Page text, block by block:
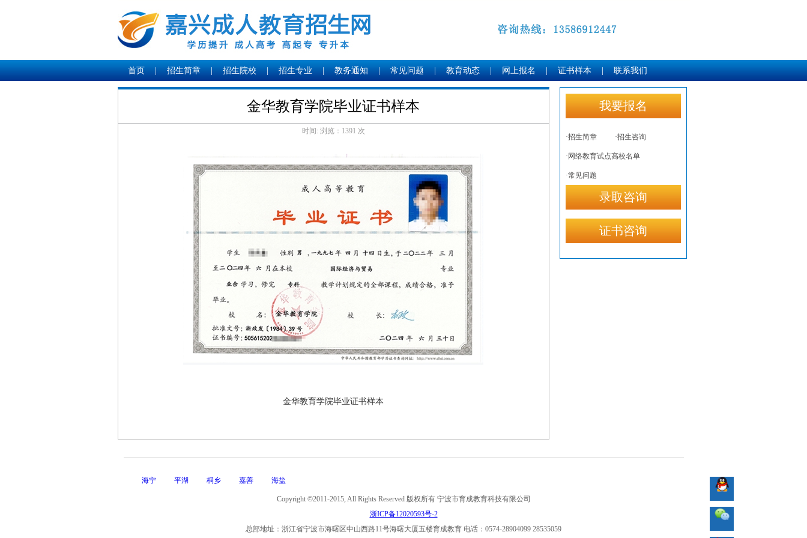
首页 招生简章 招生院校 招生专业 教务通知 常见问题 教育动态 网上报名 证书样本 联系我们
金华教育学院毕业证书样本
时间: 浏览： 1391 次
金华教育学院毕业证书样本
我要报名
·招生简章 ·招生咨询
·网络教育试点高校名单
·常见问题
录取咨询
证书咨询
海宁 平湖 桐乡 嘉善 海盐
Copyright ©2011-2015, All Rights Reserved 版权所有 宁波市育成教育科技有限公司
浙ICP备12020593号-2
总部地址：浙江省宁波市海曙区中山西路11号海曙大厦五楼育成教育 电话：0574-28904099 28535059